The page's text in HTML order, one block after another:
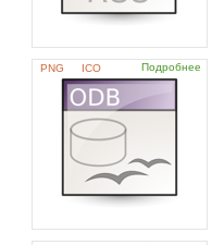
PNG ICO Подробнее